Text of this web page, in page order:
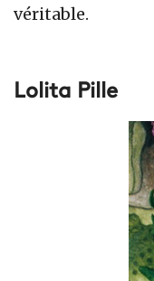
véritable.
Lolita Pille